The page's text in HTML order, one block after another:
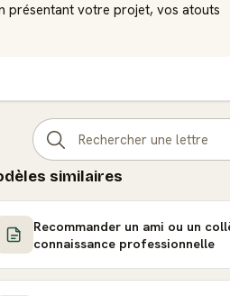
présentant votre projet, vos atouts
similaires
Recommander un ami ou un
connaissance professionnelle